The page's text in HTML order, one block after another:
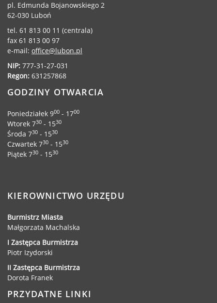
pl. Edmunda Bojanowskiego 2
62-030 Luboń
tel. 61 813 00 11 (centrala)
fax 61 813 00 97
e-mail: office@lubon.pl
NIP: 777-31-27-031
Regon: 631257868
GODZINY OTWARCIA
Poniedziałek 900 - 1700
Wtorek 730 - 1530
Środa 730 - 1530
Czwartek 730 - 1530
Piątek 730 - 1530
KIEROWNICTWO URZĘDU
Burmistrz Miasta
Małgorzata Machalska
I Zastępca Burmistrza
Piotr Izydorski
II Zastępca Burmistrza
Dorota Franek
PRZYDATNE LINKI